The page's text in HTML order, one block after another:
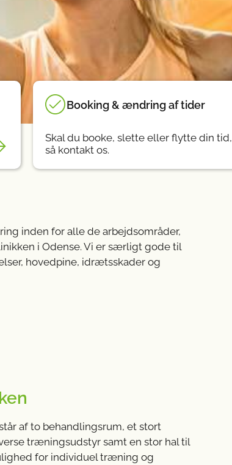
Booking & ændring af tider
Skal du booke, slette eller flytte din tid,
så kontakt os.
inden for alle de arbejdsområder,
i Odense. Vi er særligt gode til
hovedpine, idrætsskader og
af to behandlingsrum, et stort
træningsudstyr samt en stor hal til
for individuel træning og